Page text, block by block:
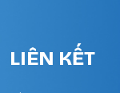
LIÊN KẾT